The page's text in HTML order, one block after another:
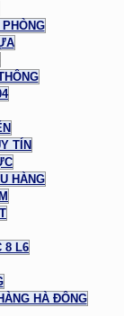
TÍN
HÀNG
8 L6
HÀ ĐÔNG